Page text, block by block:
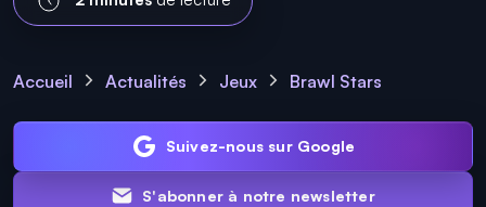
Accueil Actualités Jeux Brawl Stars
Suivez-nous sur Google
S'abonner à notre newsletter